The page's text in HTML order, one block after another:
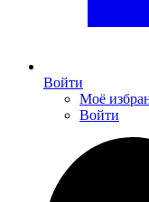
Войти
Моё
Войти